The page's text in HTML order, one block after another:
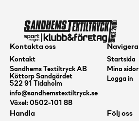
Kontakta oss
Kontakt
Sandhems Textiltryck AB
Köttorp Sandgärdet
522 91 Tidaholm
info@sandhemstextiltryck.se
Växel: 0502-101 88
Navigera
Startsida
Mina sidor
Logga in
Handla Följ oss